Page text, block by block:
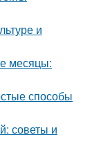
и
месяцы:
способы
советы и